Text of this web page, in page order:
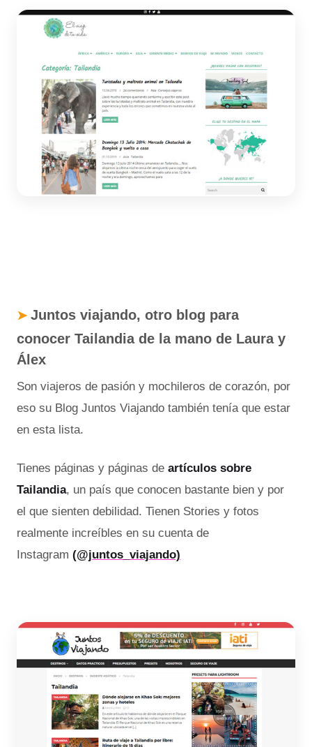
➤ Juntos viajando, otro blog para
conocer Tailandia de la mano de Laura y
Álex
Son viajeros de pasión y mochileros de corazón, por
eso su Blog Juntos Viajando también tenía que estar
en esta lista.
Tienes páginas y páginas de artículos sobre
Tailandia, un país que conocen bastante bien y por
el que sienten debilidad. Tienen Stories y fotos
realmente increíbles en su cuenta de
Instagram (@juntos_viajando)